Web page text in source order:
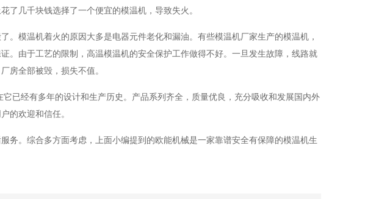
了几千块钱选择了一个便宜的模温机，导致失火。
。模温机着火的原因大多是电器元件老化和漏油。有些模温机厂家生产的模温机，
。由于工艺的限制，高温模温机的安全保护工作做得不好。一旦发生故障，线路就
房全部被毁，损失不值。
已经有多年的设计和生产历史。产品系列齐全，质量优良，充分吸收和发展国内外
的欢迎和信任。
务。综合多方面考虑，上面小编提到的欧能机械是一家靠谱安全有保障的模温机生